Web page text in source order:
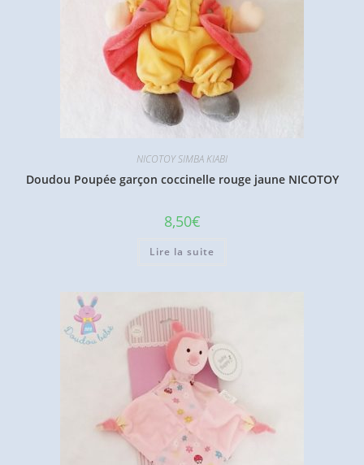
NICOTOY SIMBA KIABI
Doudou Poupée garçon coccinelle rouge jaune NICOTOY
8,50€
Lire la suite